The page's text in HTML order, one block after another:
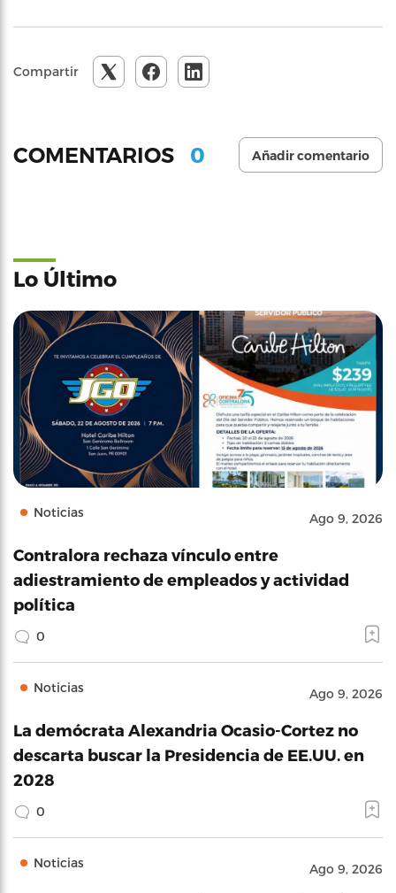
Compartir
COMENTARIOS 0 Añadir comentario
Lo Último
Noticias Ago 9, 2026
Contralora rechaza vínculo entre
adiestramiento de empleados y actividad
política
0
Noticias Ago 9, 2026
La demócrata Alexandria Ocasio-Cortez no
descarta buscar la Presidencia de EE.UU. en
2028
0
Noticias Ago 9, 2026